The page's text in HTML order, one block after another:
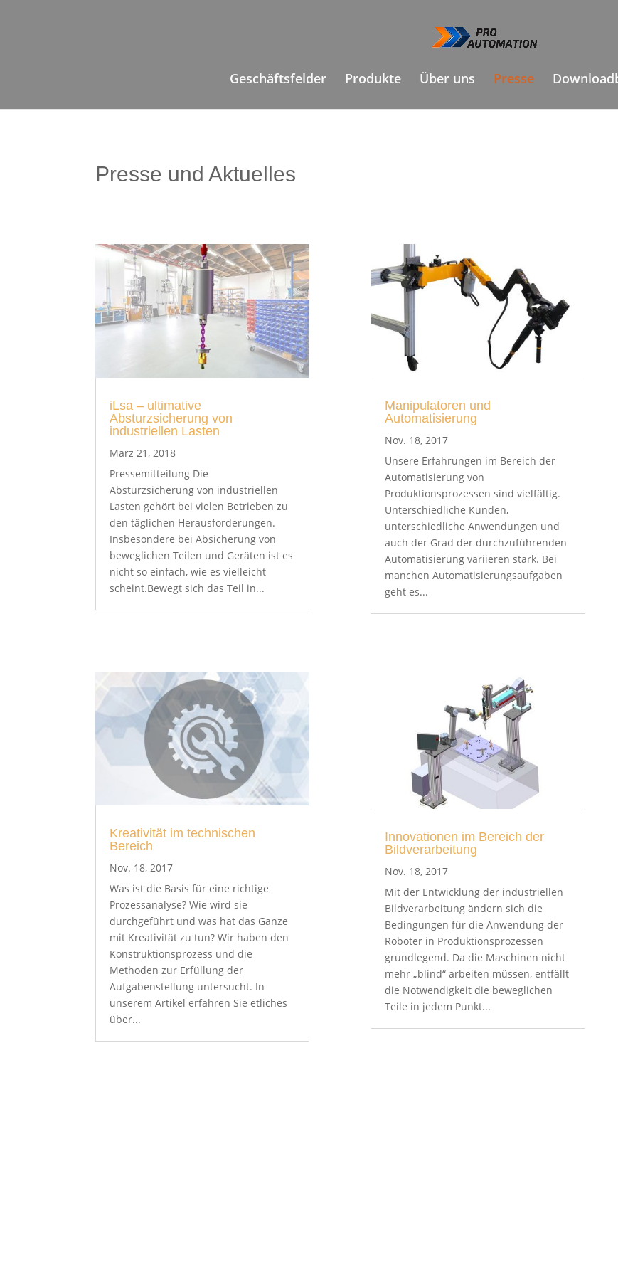
Geschäftsfelder Produkte Über uns Presse
Presse und Aktuelles
iLsa – ultimative
Absturzsicherung von
industriellen Lasten
März 21, 2018
Pressemitteilung Die
Absturzsicherung von industriellen
Lasten gehört bei vielen Betrieben zu
den täglichen Herausforderungen.
Insbesondere bei Absicherung von
beweglichen Teilen und Geräten ist es
nicht so einfach, wie es vielleicht
scheint.Bewegt sich das Teil in...
Kreativität im technischen
Bereich
Nov. 18, 2017
Was ist die Basis für eine richtige
Prozessanalyse? Wie wird sie
durchgeführt und was hat das Ganze
mit Kreativität zu tun? Wir haben den
Konstruktionsprozess und die
Methoden zur Erfüllung der
Aufgabenstellung untersucht. In
unserem Artikel erfahren Sie etliches
über...
Manipulatoren und
Automatisierung
Nov. 18, 2017
Unsere Erfahrungen im Bereich der
Automatisierung von
Produktionsprozessen sind vielfältig.
Unterschiedliche Kunden,
unterschiedliche Anwendungen und
auch der Grad der durchzuführenden
Automatisierung variieren stark. Bei
manchen Automatisierungsaufgaben
geht es...
Innovationen im Bereich der
Bildverarbeitung
Nov. 18, 2017
Mit der Entwicklung der industriellen
Bildverarbeitung ändern sich die
Bedingungen für die Anwendung der
Roboter in Produktionsprozessen
grundlegend. Da die Maschinen nicht
mehr „blind“ arbeiten müssen, entfällt
die Notwendigkeit die beweglichen
Teile in jedem Punkt...